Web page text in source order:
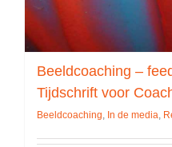
Beeldcoaching –
Tijdschrift voor
Beeldcoaching, In de media,